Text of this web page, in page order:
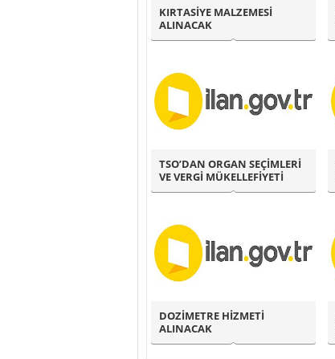
KIRTASİYE MALZEMESİ
ALINACAK
TSO’DAN ORGAN SEÇİMLERİ
VE VERGİ MÜKELLEFİYETİ
DUYURUSU..
DOZİMETRE HİZMETİ
ALINACAK